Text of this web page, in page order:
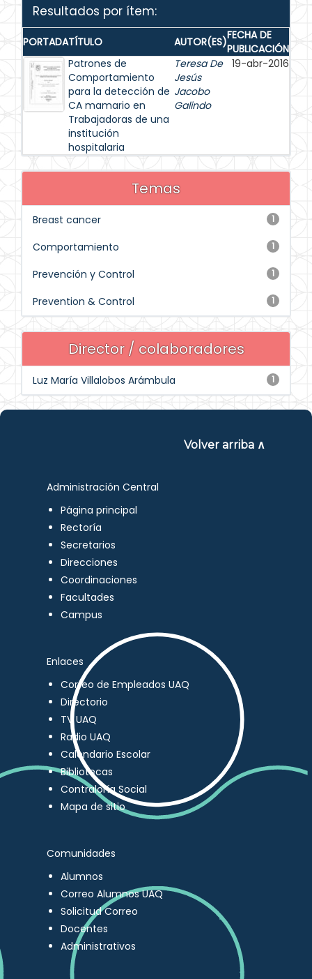
Resultados por ítem:
PORTADATÍTULO AUTOR(ES)FECHA DE
PUBLICACIÓN
Patrones de
Comportamiento
para la detección de
CA mamario en
Trabajadoras de una
institución
hospitalaria
Teresa De
Jesús
Jacobo
Galindo
19-abr-2016
Temas
1
Breast cancer
1
Comportamiento
1
Prevención y Control
1
Prevention & Control
Director / colaboradores
1
Luz María Villalobos Arámbula
Volver arriba ∧
Administración Central
Página principal
Rectoría
Secretarios
Direcciones
Coordinaciones
Facultades
Campus
Enlaces
Correo de Empleados UAQ
Directorio
TV UAQ
Radio UAQ
Calendario Escolar
Bibliotecas
Contraloría Social
Mapa de sitio
Comunidades
Alumnos
Correo Alumnos UAQ
Solicitud Correo
Docentes
Administrativos